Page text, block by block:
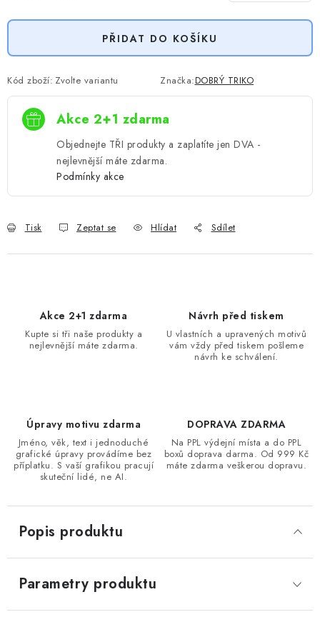
PŘIDAT DO KOŠÍKU
Kód zboží: Zvolte variantu Značka:DOBRÝ TRIKO
Akce 2+1 zdarma
Objednejte TŘI produkty a zaplatíte jen DVA -
nejlevnější máte zdarma.
Podmínky akce
Tisk Zeptat se Hlídat Sdílet
Akce 2+1 zdarma
Kupte si tři naše produkty a
nejlevnější máte zdarma.
Návrh před tiskem
U vlastních a upravených motivů
vám vždy před tiskem pošleme
návrh ke schválení.
Úpravy motivu zdarma
Jméno, věk, text i jednoduché
grafické úpravy provádíme bez
příplatku. S vaší grafikou pracují
skuteční lidé, ne AI.
DOPRAVA ZDARMA
Na PPL výdejní místa a do PPL
boxů doprava darma. Od 999 Kč
máte zdarma veškerou dopravu.
Popis produktu
Parametry produktu